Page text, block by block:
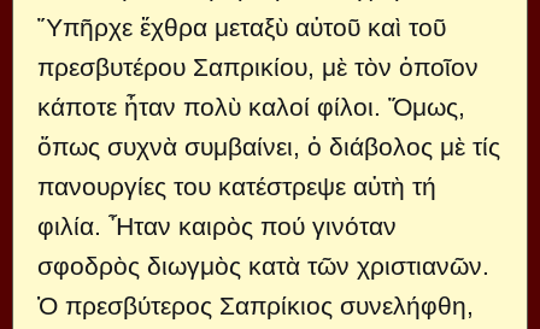
Ὕπῆρχε ἔχθρα μεταξὺ αὐτοῦ καὶ τοῦ
πρεσβυτέρου Σαπρικίου, μὲ τὸν ὁποῖον
κάποτε ἦταν πολὺ καλοί φίλοι. Ὅμως,
ὅπως συχνὰ συμβαίνει, ὁ διάβολος μὲ τίς
πανουργίες του κατέστρεψε αὐτὴ τή
φιλία. Ἦταν καιρὸς πού γινόταν
σφοδρὸς διωγμὸς κατὰ τῶν χριστιανῶν.
Ὁ πρεσβύτερος Σαπρίκιος συνελήφθη,